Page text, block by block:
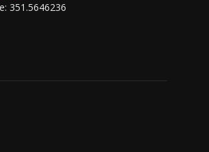
351.5646236